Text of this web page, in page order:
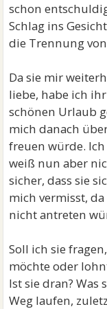
schon
Schlag ins
die Trennung
Da sie mir
liebe, habe ich
schönen Urlaub
mich danach
freuen würde.
weiß nun aber
sicher, dass sie
mich vermisst,
nicht antreten
Soll ich sie
möchte oder
Ist sie dran?
Weg laufen,